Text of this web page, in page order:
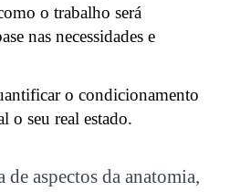
o trabalho será
nas necessidades e
o condicionamento
o seu real estado.
de aspectos da anatomia,